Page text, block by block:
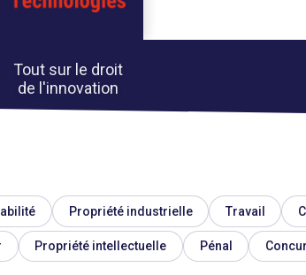
Tout sur le droit
de l'innovation
Propriété industrielle Travail
Propriété intellectuelle Pénal